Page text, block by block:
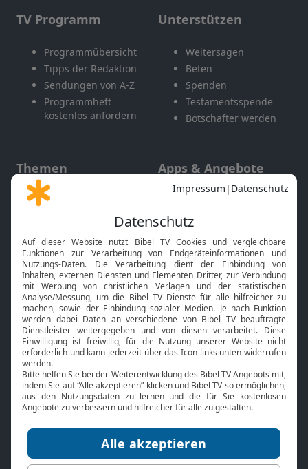
TV Programm
Programmübersicht
Tipps der Redaktion
Sendungen von A-Z
Programmheft
kostenlos anfordern
Unterstützen
Weitersagen
Beten
Spenden
Testamentsspende
Botschafter werden
Themen
Gott und Bibel erklärt
Neuigkeiten
Apps & Angebote
Mobile App
Smart TV
HbbTV
Bibelthek Online-Bibel
Nächster Gottesdienst
Bibel TV
Über uns
Jobs
Mediadaten
Service
Kontakt
TV-Empfang